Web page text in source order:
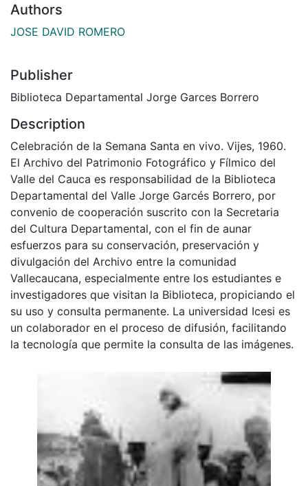
Authors
JOSE DAVID ROMERO
Publisher
Biblioteca Departamental Jorge Garces Borrero
Description
Celebración de la Semana Santa en vivo. Vijes, 1960.
El Archivo del Patrimonio Fotográfico y Fílmico del
Valle del Cauca es responsabilidad de la Biblioteca
Departamental del Valle Jorge Garcés Borrero, por
convenio de cooperación suscrito con la Secretaria
del Cultura Departamental, con el fin de aunar
esfuerzos para su conservación, preservación y
divulgación del Archivo entre la comunidad
Vallecaucana, especialmente entre los estudiantes e
investigadores que visitan la Biblioteca, propiciando el
su uso y consulta permanente. La universidad Icesi es
un colaborador en el proceso de difusión, facilitando
la tecnología que permite la consulta de las imágenes.